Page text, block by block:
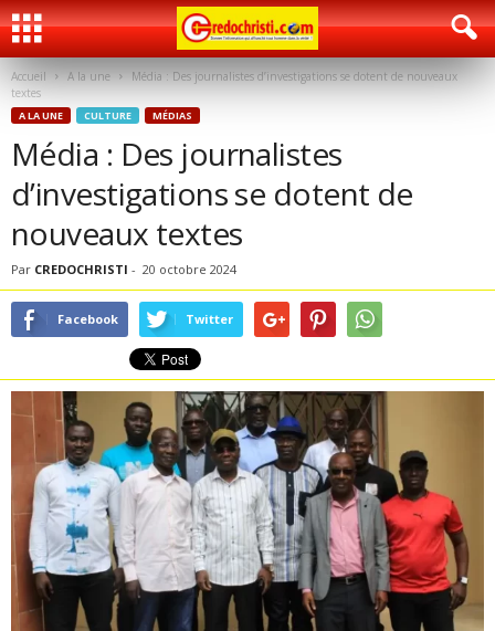
Accueil A la une
Média : Des journalistes d’investigations se dotent de nouveaux
textes
A LA UNE CULTURE MÉDIAS
Média : Des journalistes
d’investigations se dotent de
nouveaux textes
Par CREDOCHRISTI - 20 octobre 2024
Facebook Twitter